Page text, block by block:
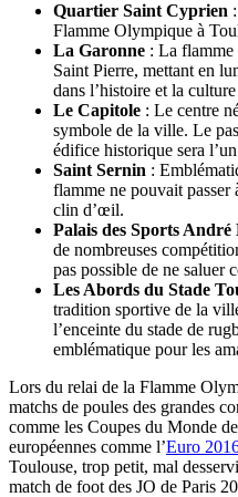
Quartier Saint Cyprien
Flamme Olympique à
La Garonne : La flamme
Saint Pierre, mettant en
dans l’histoire et la
Le Capitole : Le centre
symbole de la ville. Le
édifice historique sera
Saint Sernin :
flamme ne pouvait
clin d’œil.
Palais des Sports
de nombreuses
pas possible de ne saluer
Les Abords du Stade
tradition sportive de la
l’enceinte du stade de
emblématique pour les
Lors du relai de la Flamme
matchs de poules des grandes
comme les Coupes du Monde
européennes comme l’Euro
Toulouse, trop petit, mal
match de foot des JO de Paris